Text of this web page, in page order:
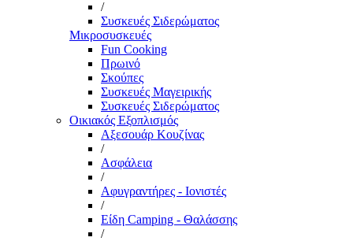
/
Συσκευές Σιδερώματος
Μικροσυσκευές
Fun Cooking
Πρωινό
Σκούπες
Συσκευές Μαγειρικής
Συσκευές Σιδερώματος
Οικιακός Εξοπλισμός
Αξεσουάρ Κουζίνας
/
Ασφάλεια
/
Αφυγραντήρες - Ιονιστές
/
Είδη Camping - Θαλάσσης
/